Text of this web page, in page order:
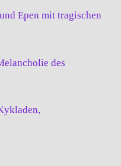
Epen mit tragischen
des